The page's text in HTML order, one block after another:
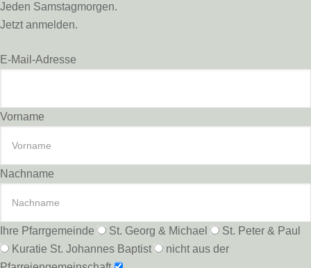
Jeden Samstagmorgen.
Jetzt anmelden.
E-Mail-Adresse
Vorname
Nachname
Ihre Pfarrgemeinde St. Georg & Michael
St. Peter & Paul
Kuratie St. Johannes Baptist
nicht aus der